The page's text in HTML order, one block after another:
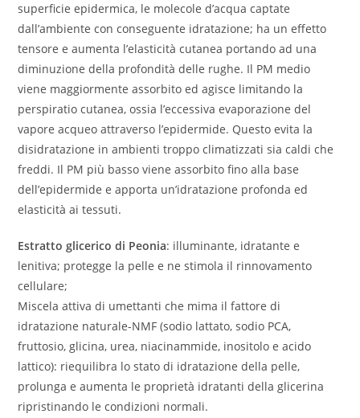
superficie epidermica, le molecole d’acqua captate
dall’ambiente con conseguente idratazione; ha un effetto
tensore e aumenta l’elasticità cutanea portando ad una
diminuzione della profondità delle rughe. Il PM medio
viene maggiormente assorbito ed agisce limitando la
perspiratio cutanea, ossia l’eccessiva evaporazione del
vapore acqueo attraverso l’epidermide. Questo evita la
disidratazione in ambienti troppo climatizzati sia caldi che
freddi. Il PM più basso viene assorbito fino alla base
dell’epidermide e apporta un’idratazione profonda ed
elasticità ai tessuti.
Estratto glicerico di Peonia: illuminante, idratante e
lenitiva; protegge la pelle e ne stimola il rinnovamento
cellulare;
Miscela attiva di umettanti che mima il fattore di
idratazione naturale-NMF (sodio lattato, sodio PCA,
fruttosio, glicina, urea, niacinammide, inositolo e acido
lattico): riequilibra lo stato di idratazione della pelle,
prolunga e aumenta le proprietà idratanti della glicerina
ripristinando le condizioni normali.